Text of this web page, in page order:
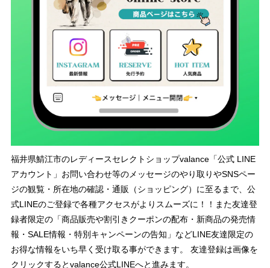
福井県鯖江市のレディースセレクトショップvalance「公式 LINE
アカウント」お問い合わせ等のメッセージのやり取りやSNSペー
ジの観覧・所在地の確認・通販（ショッピング）に至るまで、公
式LINEのご登録で各種アクセスがよりスムーズに！！また友達登
録者限定の「商品販売や割引きクーポンの配布・新商品の発売情
報・SALE情報・特別キャンペーンの告知」などLINE友達限定の
お得な情報をいち早く受け取る事ができます。 友達登録は画像を
クリックするとvalance公式LINEへと進みます。